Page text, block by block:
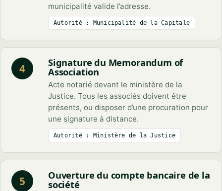
municipalité valide l’adresse.
Autorité : Municipalité de la Capitale
4 Signature du Memorandum of
Association
Acte notarié devant le ministère de la
Justice. Tous les associés doivent être
présents, ou disposer d’une procuration pour
une signature à distance.
Autorité : Ministère de la Justice
5 Ouverture du compte bancaire de la
société